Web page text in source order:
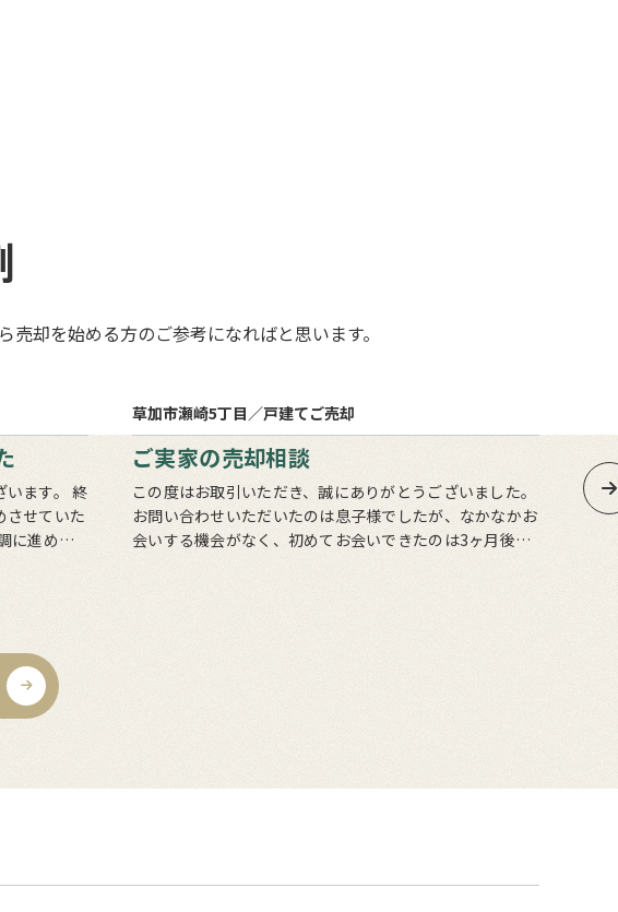
却を始める方のご参考になればと思います。
す。 終
させていた
草加市瀬崎5丁目／戸建てご売却
ご実家の売却相談
この度はお取引いただき、誠にありがとうございました。
お問い合わせいただいたのは息子様でしたが、なかなかお
会いする機会がなく、初めてお会いできたのは3ヶ月後で
この
動